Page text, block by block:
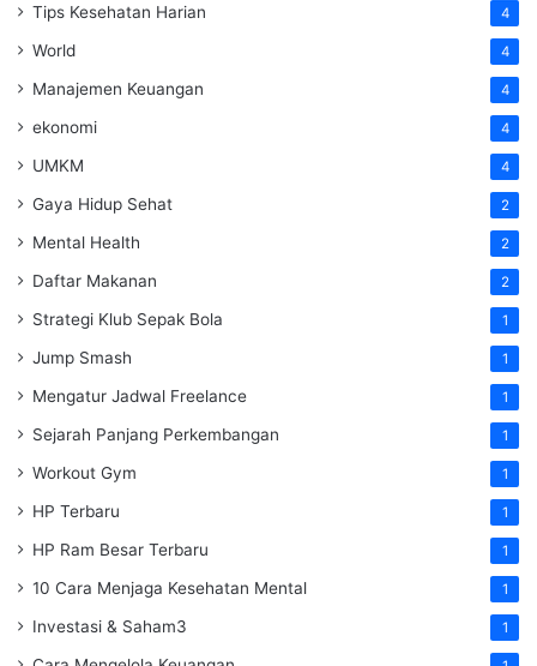
Tips Kesehatan Harian 4
World 4
Manajemen Keuangan 4
ekonomi 4
UMKM 4
Gaya Hidup Sehat 2
Mental Health 2
Daftar Makanan 2
Strategi Klub Sepak Bola 1
Jump Smash 1
Mengatur Jadwal Freelance 1
Sejarah Panjang Perkembangan 1
Workout Gym 1
HP Terbaru 1
HP Ram Besar Terbaru 1
10 Cara Menjaga Kesehatan Mental 1
Investasi & Saham3 1